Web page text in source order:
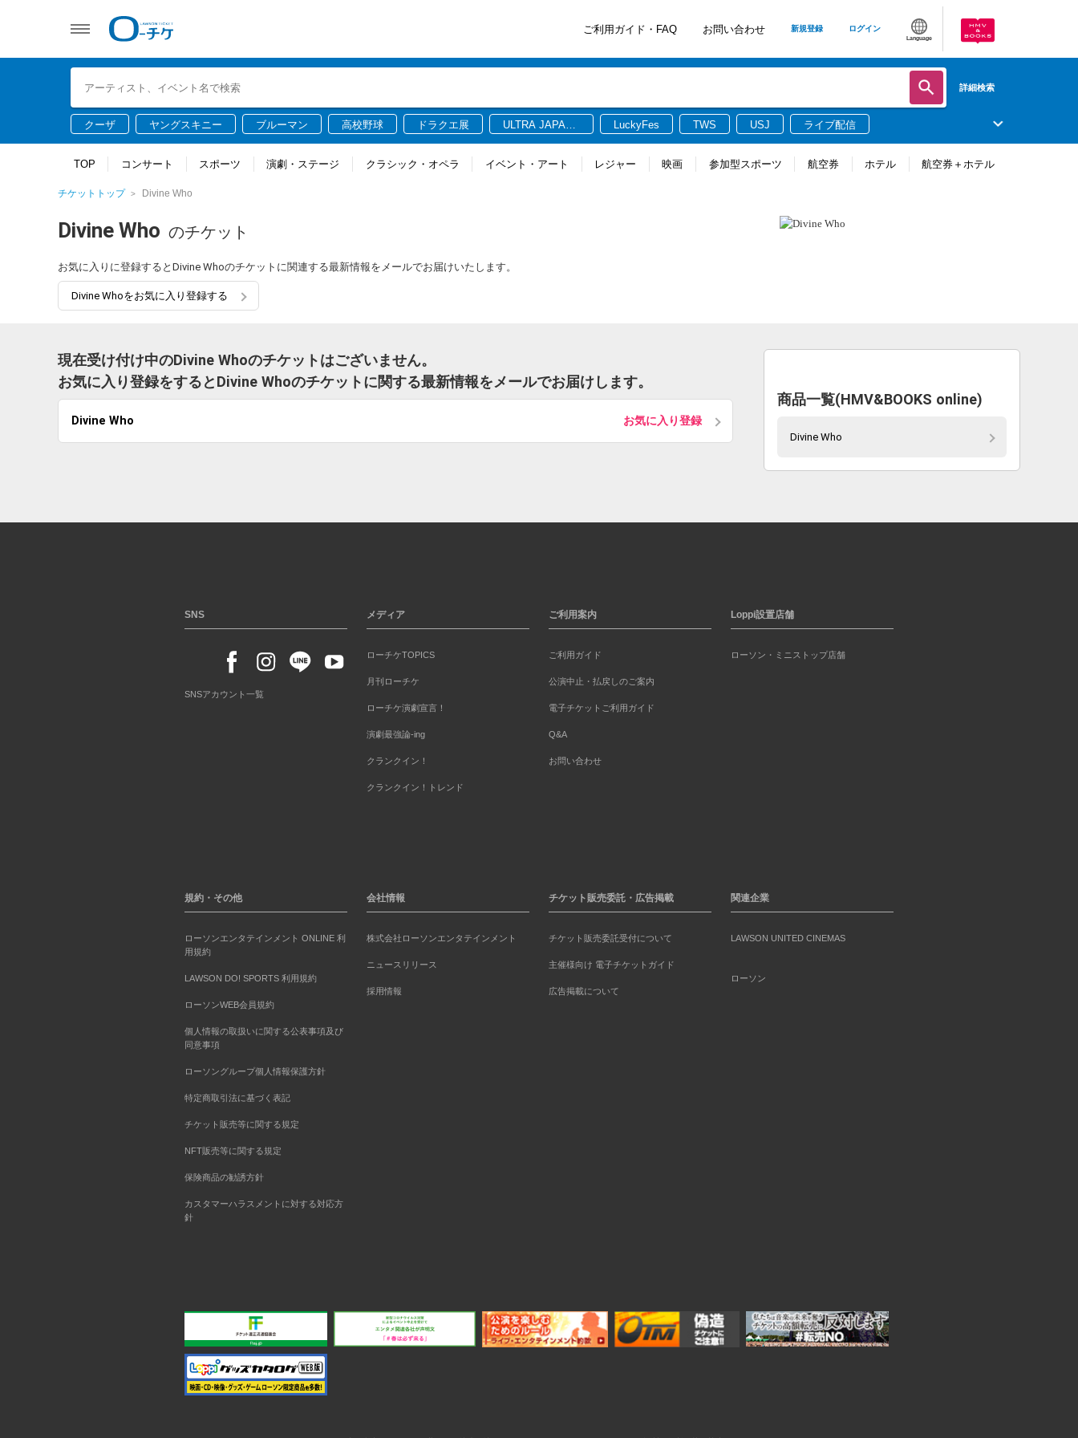
ご利用ガイド・FAQ お問い合わせ 新規登録 ログイン
Language
詳細検索
クーザ ヤングスキニー ブルーマン 高校野球 ドラクエ展
ULTRA JAPAN
LuckyFes TWS USJ ライブ配信
TOP コンサート スポーツ 演劇・ステージ クラシック・オペラ イベント・アート レジャー 映画 参加型スポーツ 航空券 ホテル 航空券＋ホテル
チケットトップ Divine Who
Divine Who のチケット
お気に入りに登録するとDivine Whoのチケットに関連する最新情報をメールでお届けいたします。
Divine Whoをお気に入り登録する
現在受け付け中のDivine Whoのチケットはございません。
お気に入り登録をするとDivine Whoのチケットに関する最新情報をメールでお届けします。
Divine Who お気に入り登録
商品一覧(HMV&BOOKS online)
Divine Who
SNS
SNSアカウント一覧
メディア
ローチケTOPICS
月刊ローチケ
ローチケ演劇宣言！
演劇最強論-ing
クランクイン！
クランクイン！トレンド
ご利用案内
ご利用ガイド
公演中止・払戻しのご案内
電子チケットご利用ガイド
Q&A
お問い合わせ
Loppi設置店舗
ローソン・ミニストップ店舗
規約・その他
ローソンエンタテインメント ONLINE 利
用規約
LAWSON DO! SPORTS 利用規約
ローソンWEB会員規約
個人情報の取扱いに関する公表事項及び
同意事項
ローソングループ個人情報保護方針
特定商取引法に基づく表記
チケット販売等に関する規定
NFT販売等に関する規定
保険商品の勧誘方針
カスタマーハラスメントに対する対応方
針
会社情報
株式会社ローソンエンタテインメント
ニュースリリース
採用情報
チケット販売委託・広告掲載
チケット販売委託受付について
主催様向け 電子チケットガイド
広告掲載について
関連企業
LAWSON UNITED CINEMAS
ローソン